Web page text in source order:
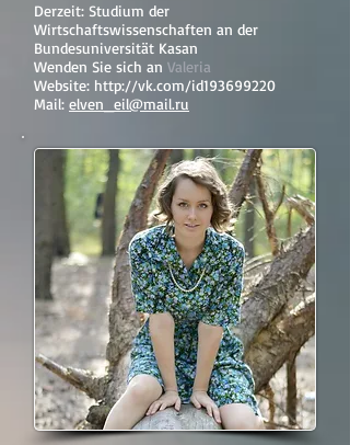
Derzeit: Studium der
Wirtschaftswissenschaften an der
Bundesuniversität Kasan
Wenden Sie sich an Valeria
Website: http://vk.com/id193699220
Mail: elven_eil@mail.ru